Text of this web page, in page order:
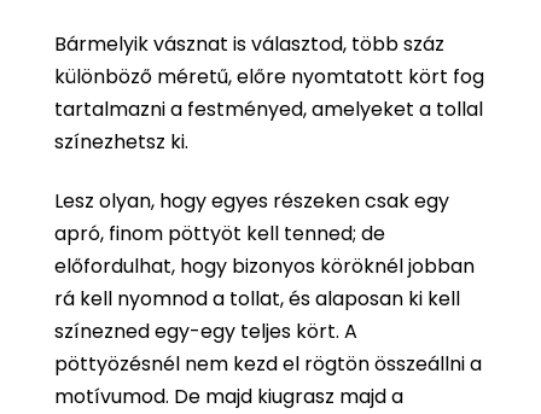
Bármelyik vásznat is választod, több száz
különböző méretű, előre nyomtatott kört fog
tartalmazni a festményed, amelyeket a tollal
színezhetsz ki.
Lesz olyan, hogy egyes részeken csak egy
apró, finom pöttyöt kell tenned; de
előfordulhat, hogy bizonyos köröknél jobban
rá kell nyomnod a tollat, és alaposan ki kell
színezned egy-egy teljes kört. A
pöttyözésnél nem kezd el rögtön összeállni a
motívumod. De majd kiugrasz majd a